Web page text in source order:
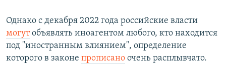
Однако с декабря 2022 года российские власти
могутобъявлять иноагентом любого, кто находится
под "иностранным влиянием", определение
которого в законе прописано очень расплывчато.